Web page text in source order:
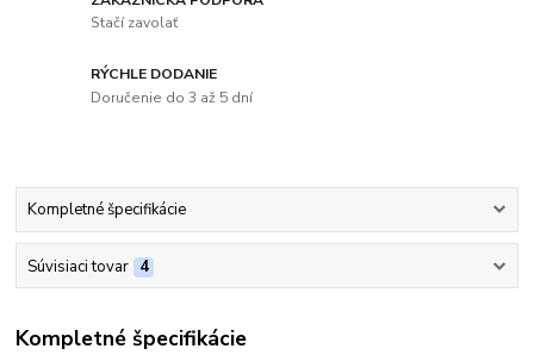
Stačí zavolať
RÝCHLE DODANIE
Doručenie do 3 až 5 dní
Kompletné špecifikácie
Súvisiaci tovar 4
Kompletné špecifikácie